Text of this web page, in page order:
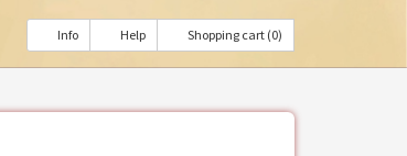
Info Help Shopping cart (0)